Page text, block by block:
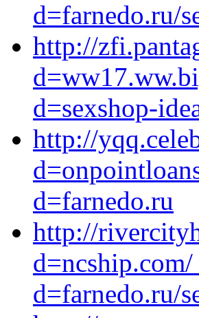
d=farnedo.ru/
http://
d=sexshop-
http://
d=farnedo.ru
http://
d=farnedo.ru/